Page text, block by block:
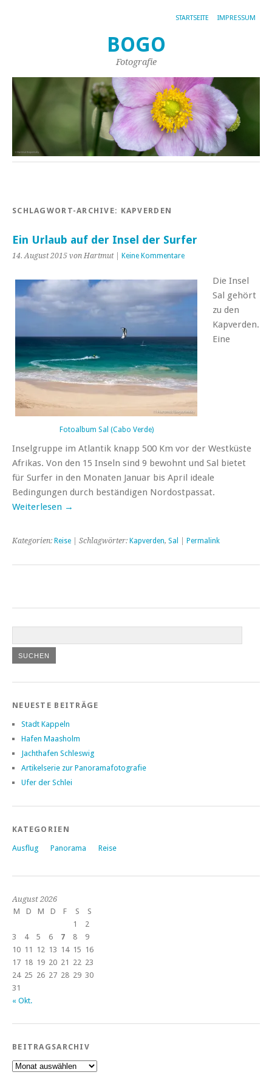
STARTSEITE IMPRESSUM
BOGO
Fotografie
SCHLAGWORT-ARCHIVE: KAPVERDEN
Ein Urlaub auf der Insel der Surfer
14. August 2015 von Hartmut | Keine Kommentare
Fotoalbum Sal (Cabo Verde)
Die Insel
Sal gehört
zu den
Kapverden.
Eine
Inselgruppe im Atlantik knapp 500 Km vor der Westküste
Afrikas. Von den 15 Inseln sind 9 bewohnt und Sal bietet
für Surfer in den Monaten Januar bis April ideale
Bedingungen durch beständigen Nordostpassat.
Weiterlesen →
Kategorien: Reise | Schlagwörter: Kapverden, Sal Permalink
NEUESTE BEITRÄGE
Stadt Kappeln
Hafen Maasholm
Jachthafen Schleswig
Artikelserie zur Panoramafotografie
Ufer der Schlei
KATEGORIEN
Ausflug Panorama Reise
August 2026
M
D M D F S
S
1
2
3
4 5 6 7 8
9
10 11 12 13 14 15 16
17 18 19 20 21 22 23
24 25 26 27 28 29 30
31
« Okt.
BEITRAGSARCHIV
Beitragsarchiv